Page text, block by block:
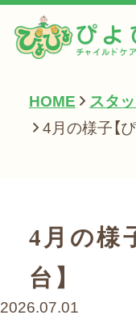
HOME
サービス一
会社案内
HOME スタ
4月の様子【
4月の様
台】
2026.07.01